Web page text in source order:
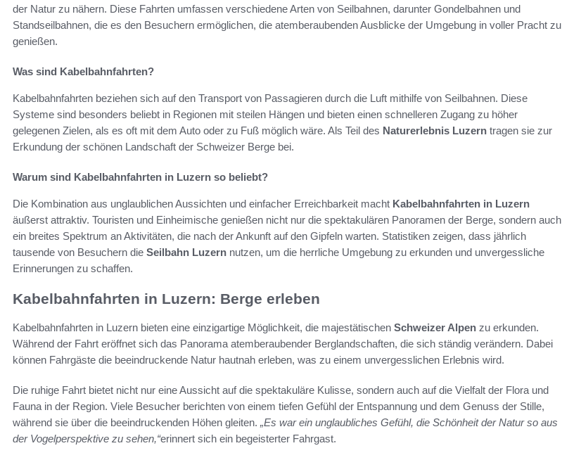
der Natur zu nähern. Diese Fahrten umfassen verschiedene Arten von Seilbahnen, darunter Gondelbahnen und
Standseilbahnen, die es den Besuchern ermöglichen, die atemberaubenden Ausblicke der Umgebung in voller Pracht zu
genießen.
Was sind Kabelbahnfahrten?
Kabelbahnfahrten beziehen sich auf den Transport von Passagieren durch die Luft mithilfe von Seilbahnen. Diese
Systeme sind besonders beliebt in Regionen mit steilen Hängen und bieten einen schnelleren Zugang zu höher
gelegenen Zielen, als es oft mit dem Auto oder zu Fuß möglich wäre. Als Teil des Naturerlebnis Luzern tragen sie zur
Erkundung der schönen Landschaft der Schweizer Berge bei.
Warum sind Kabelbahnfahrten in Luzern so beliebt?
Die Kombination aus unglaublichen Aussichten und einfacher Erreichbarkeit macht Kabelbahnfahrten in Luzern
äußerst attraktiv. Touristen und Einheimische genießen nicht nur die spektakulären Panoramen der Berge, sondern auch
ein breites Spektrum an Aktivitäten, die nach der Ankunft auf den Gipfeln warten. Statistiken zeigen, dass jährlich
tausende von Besuchern die Seilbahn Luzern nutzen, um die herrliche Umgebung zu erkunden und unvergessliche
Erinnerungen zu schaffen.
Kabelbahnfahrten in Luzern: Berge erleben
Kabelbahnfahrten in Luzern bieten eine einzigartige Möglichkeit, die majestätischen Schweizer Alpen zu erkunden.
Während der Fahrt eröffnet sich das Panorama atemberaubender Berglandschaften, die sich ständig verändern. Dabei
können Fahrgäste die beeindruckende Natur hautnah erleben, was zu einem unvergesslichen Erlebnis wird.
Die ruhige Fahrt bietet nicht nur eine Aussicht auf die spektakuläre Kulisse, sondern auch auf die Vielfalt der Flora und
Fauna in der Region. Viele Besucher berichten von einem tiefen Gefühl der Entspannung und dem Genuss der Stille,
während sie über die beeindruckenden Höhen gleiten. „Es war ein unglaubliches Gefühl, die Schönheit der Natur so aus
der Vogelperspektive zu sehen,“erinnert sich ein begeisterter Fahrgast.